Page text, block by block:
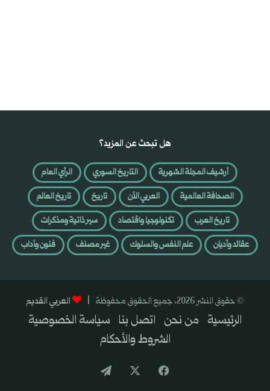
هل تبحث عن المزيد؟
أرشيف المجلة الشهرية التاريخ السوري
الرأي العام
الصحافة العالمية
العربي الآن تاريخ
تاريخ العالم
تاريخ العرب
تكنولوجيا واقتصاد
سير ذاتية ومذكرات
عقائد وأديان
علم النفس والسلوك غير مصنف فنون وآداب
© حقوق النشر 2026، جميع الحقوق محفوظة | العربي القديم
الرئيسية من نحن اتصل بنا سياسة الخصوصية
الشروط والأحكام
فيسبوك